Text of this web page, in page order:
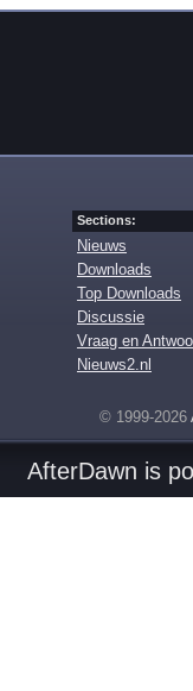
Sections:
Nieuws
Downloads
Top Downloads
Discussie
Vraag en
Nieuws2.nl
© 1999-2026
AfterDawn is